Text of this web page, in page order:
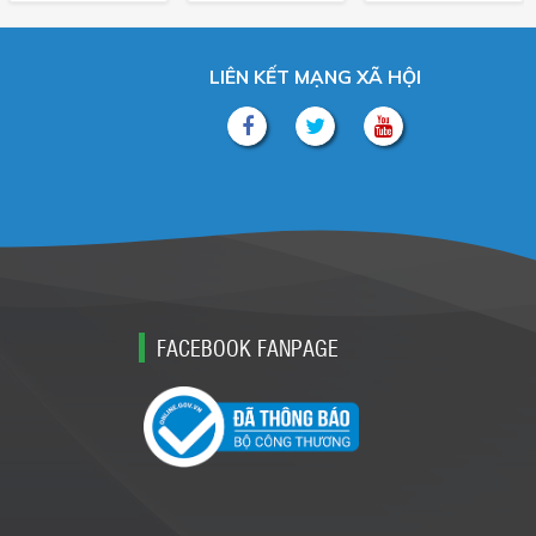
LIÊN KẾT MẠNG XÃ HỘI
FACEBOOK FANPAGE